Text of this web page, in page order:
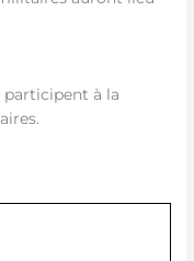
à la